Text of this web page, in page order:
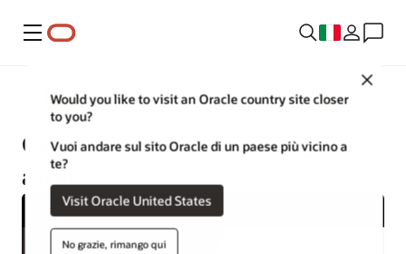
Menu
Close
Would you like to visit an Oracle country site closer
to you?
Vuoi andare sul sito Oracle di un paese più vicino a
te?
Visit Oracle United States
No grazie, rimango qui
Ingegneria e edilizia
Gestione del progetto e degli
asset